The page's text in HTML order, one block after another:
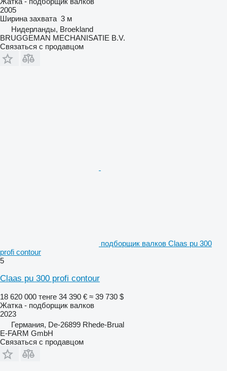
2005
Ширина захвата 3 м
Нидерланды, Broekland
BRUGGEMAN MECHANISATIE B.V.
Связаться с продавцом
подборщик валков Claas pu 300
profi contour
5
Claas pu 300 profi contour
18 620 000 тенге 34 390 € ≈ 39 730 $
Жатка - подборщик валков
2023
Германия, De-26899 Rhede-Brual
E-FARM GmbH
Связаться с продавцом